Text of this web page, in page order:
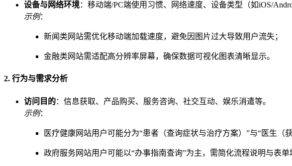
设备与网络环境：移动端/PC端使用习惯、网络速度、设备类型（如iOS/
示例：
新闻类网站需优化移动端加载速度，避免因图片过大导致用户流失；
金融类网站需适配高分辨率屏幕，确保数据可视化图表清晰显示。
2. 行为与需求分析
访问目的：信息获取、产品购买、服务咨询、社交互动、娱乐消遣等。
示例：
医疗健康网站用户可能分为“患者（查询症状与治疗方案）”与“医生（
政府服务网站用户可能以“办事指南查询”为主，需简化流程说明与表单